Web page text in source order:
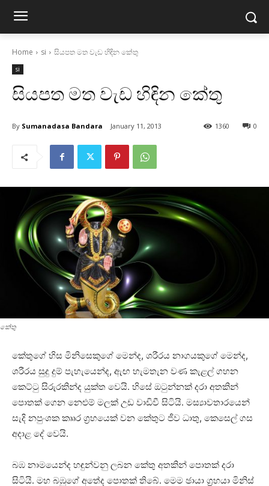
Home si සියපත මත වැඩ හිඳින කේතු
si
සියපත මත වැඩ හිඳින කේතු
By Sumanadasa Bandara January 11, 2013 0
1360
කේතු
කේතුගේ හිස මිනිසෙකුගේ මෙන්ද, ශරීරය නාගයකුගේ මෙන්ද,
ශරීරය සුදු දුම් පැහැයෙන්ද, ඇඟ හැමතැන වණ කැළල් ගහන
කෙට්‌ටු සිරුරකින්ද යුක්‌ත වෙයි. හිසේ ඔටුන්නක්‌ දරා අතකින්
පොතක්‌ ගෙන නෙළුම් මලක්‌ උඩ වාඩිවී සිටියි. මස්‍යාවතාරයෙන්
සැදි නපුංශක කෲර ග්‍රහයෙක්‌ වන කේතුට ජීව ධාතු, කෙසෙල් ගස
අදාළ දේ වෙයි.
බඹ නාමයෙන්ද හඳුන්වනු ලබන කේතු අතකින් පොතක්‌ දරා
සිටියි. මහ බඹුගේ අතේද පොතක්‌ තිබේ. මෙම ඡායා ග්‍රහයා මිනිස්‌